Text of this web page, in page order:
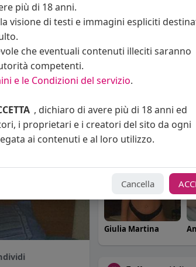
Alex / Sara Rimin
callmevittoria
Giulia Martina
più di 18 anni.
visione di testi e immagini espliciti
che eventuali contenuti illeciti saranno
competenti.
e le Condizioni del servizio.
, dichiaro di avere più di 18 anni ed
i proprietari e i creatori del sito da ogni
ai contenuti e al loro utilizzo.
Cancella